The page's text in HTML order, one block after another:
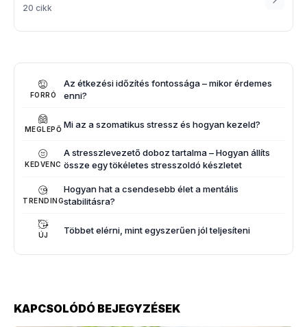
20 cikk
FORRÓ
Az étkezési időzítés fontossága – mikor érdemes
enni?
MEGLEPŐ Mi az a szomatikus stressz és hogyan kezeld?
KEDVENC
A stresszlevezető doboz tartalma – Hogyan állíts
össze egy tökéletes stresszoldó készletet
TRENDING
Hogyan hat a csendesebb élet a mentális
stabilitásra?
ÚJ Többet elérni, mint egyszerűen jól teljesíteni
KAPCSOLÓDÓ BEJEGYZÉSEK